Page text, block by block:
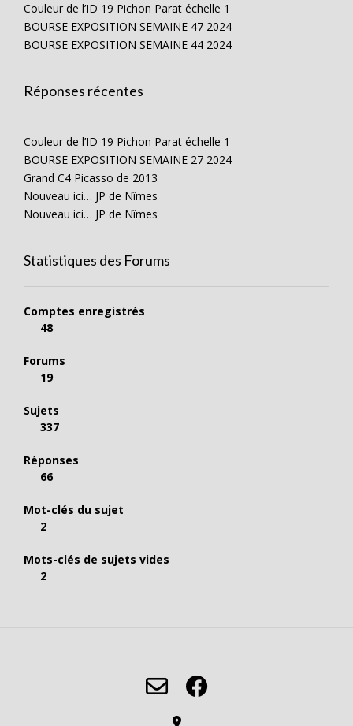
Couleur de l’ID 19 Pichon Parat échelle 1
BOURSE EXPOSITION SEMAINE 47 2024
BOURSE EXPOSITION SEMAINE 44 2024
Réponses récentes
Couleur de l’ID 19 Pichon Parat échelle 1
BOURSE EXPOSITION SEMAINE 27 2024
Grand C4 Picasso de 2013
Nouveau ici… JP de Nîmes
Nouveau ici… JP de Nîmes
Statistiques des Forums
Comptes enregistrés
48
Forums
19
Sujets
337
Réponses
66
Mot-clés du sujet
2
Mots-clés de sujets vides
2